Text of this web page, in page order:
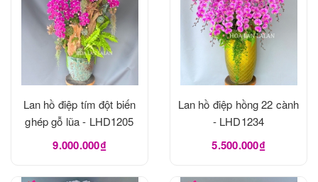
Lan hồ điệp tím đột biến
ghép gỗ lũa - LHD1205
9.000.000₫
Lan hồ điệp hồng 22 cành
- LHD1234
5.500.000₫